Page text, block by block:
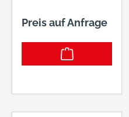
Preis auf Anfrage